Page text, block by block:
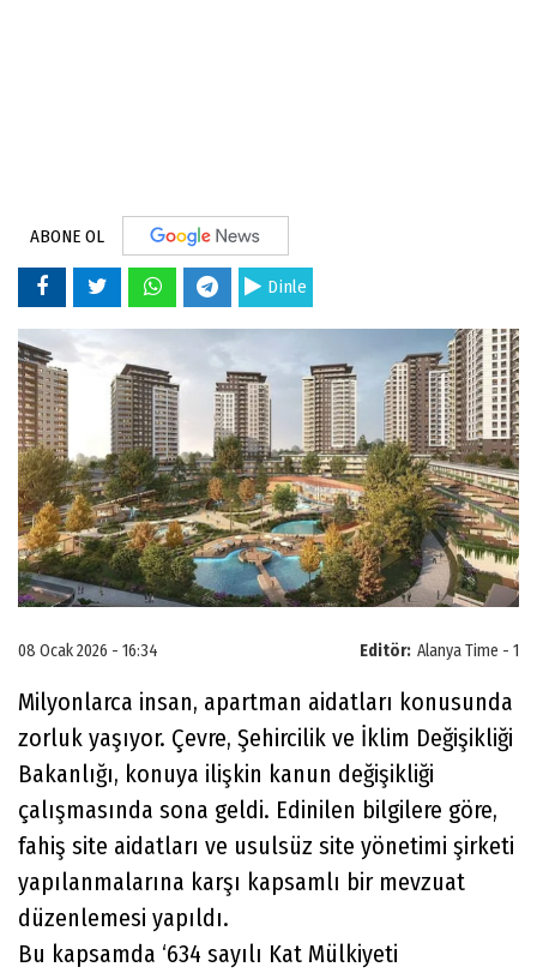
ABONE OL
Dinle
Editör: Alanya Time - 1
08 Ocak 2026 - 16:34
Milyonlarca insan, apartman aidatları konusunda
zorluk yaşıyor. Çevre, Şehircilik ve İklim Değişikliği
Bakanlığı, konuya ilişkin kanun değişikliği
çalışmasında sona geldi. Edinilen bilgilere göre,
fahiş site aidatları ve usulsüz site yönetimi şirketi
yapılanmalarına karşı kapsamlı bir mevzuat
düzenlemesi yapıldı.
Bu kapsamda ‘634 sayılı Kat Mülkiyeti